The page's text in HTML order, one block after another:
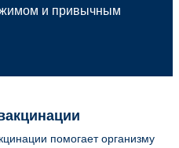
и привычным
помогает организму